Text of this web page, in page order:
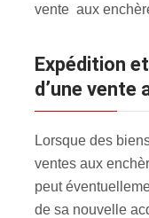
vente aux
Expédition et stockage des lots lors
d’une vente
Lorsque des
ventes aux
peut
de sa nouvelle